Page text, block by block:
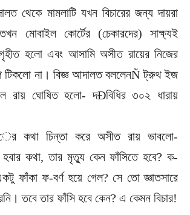
মামলাটি যখন বিচারের জন্য দায়রা
মোবাইল কোর্টের (চেকারদের) সাক্ষ্যই
হলো এবং আসামি অসীত রায়ের নিজের
টিকলো না। বিজ্ঞ আদালত বললেনÑ ট্রুথ ইজ
রায় ঘোষিত হলো- দÐবিধির ৩০২ ধারায়
কথা চিন্তা করে অসীত রায় ভাবলো-
হবার কথা, তার মৃত্যু কেন ফাঁসিতে হবে? ক-
ফাঁকা ফ-বর্ণ হয়ে গেল? সে তো জ্ঞাতসারে
তবে তার ফাঁসি হবে কেন? এ কেমন বিচার!